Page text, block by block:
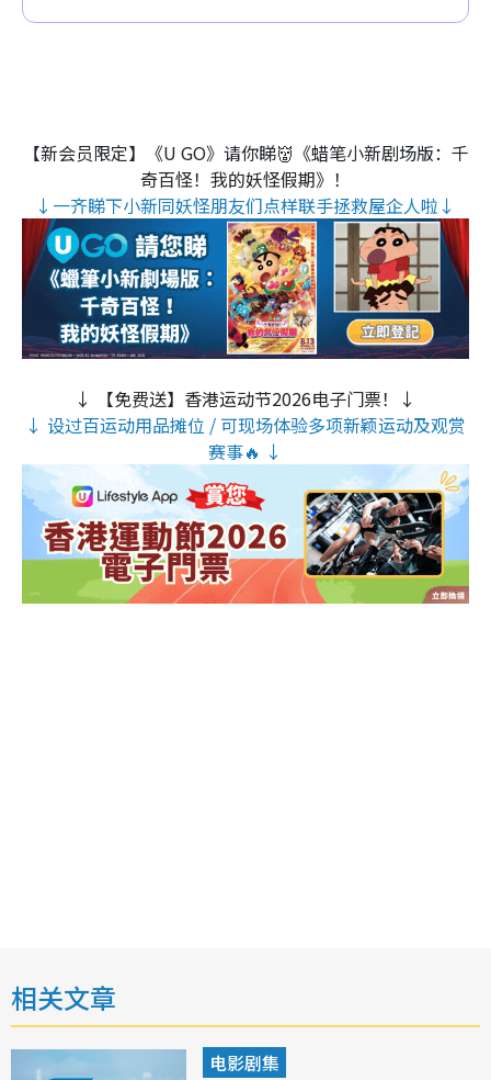
【新会员限定】《U GO》请你睇👹《蜡笔小新剧场版：千
奇百怪！我的妖怪假期》！
↓一齐睇下小新同妖怪朋友们点样联手拯救屋企人啦↓
↓ 【免费送】香港运动节2026电子门票！↓
↓ 设过百运动用品摊位 / 可现场体验多项新颖运动及观赏
赛事🔥 ↓
相关文章
电影剧集